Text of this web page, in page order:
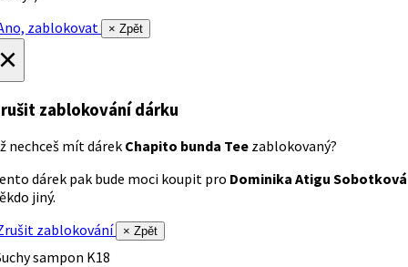
zablokovat
× Zpět
zablokování dárku
nechceš mít dárek Chapito bunda Tee zablokovaný?
dárek pak bude moci koupit pro Dominika Atigu Sobotková
jiný.
zablokování
× Zpět